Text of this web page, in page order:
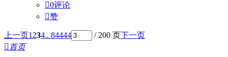
0评论
赞
上一页1 234.. 84444 / 200 页下一页
 首页